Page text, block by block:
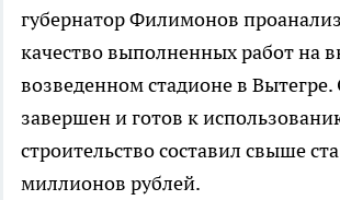
губернатор Филимонов
качество выполненных работ на
возведенном стадионе в Вытегре.
завершен и готов к
строительство составил свыше
миллионов рублей.